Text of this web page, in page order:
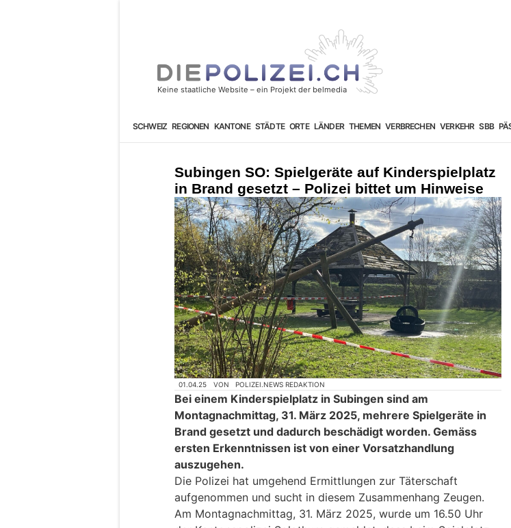
SCHWEIZ REGIONEN KANTONE STÄDTE ORTE LÄNDER THEMEN VERBRECHEN VERKEHR SBB
Subingen SO: Spielgeräte auf Kinderspielplatz
in Brand gesetzt – Polizei bittet um Hinweise
01.04.25 VON POLIZEI.NEWS REDAKTION
Bei einem Kinderspielplatz in Subingen sind am
Montagnachmittag, 31. März 2025, mehrere Spielgeräte in
Brand gesetzt und dadurch beschädigt worden. Gemäss
ersten Erkenntnissen ist von einer Vorsatzhandlung
auszugehen.
Die Polizei hat umgehend Ermittlungen zur Täterschaft
aufgenommen und sucht in diesem Zusammenhang Zeugen.
Am Montagnachmittag, 31. März 2025, wurde um 16.50 Uhr